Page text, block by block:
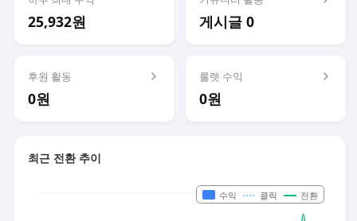
25,932원 게시글 0
후원 활동
0원
룰렛 수익
0원
최근 전환 추이